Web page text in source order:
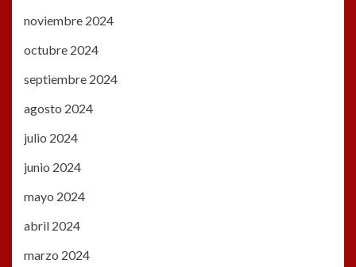
noviembre 2024
octubre 2024
septiembre 2024
agosto 2024
julio 2024
junio 2024
mayo 2024
abril 2024
marzo 2024